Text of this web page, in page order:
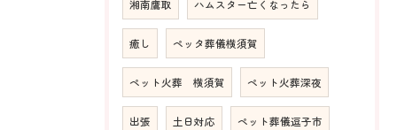
湘南鷹取 ハムスター亡くなったら
癒し ペッタ葬儀横須賀
ペット火葬 横須賀 ペット火葬深夜
出張 土日対応 ペット葬儀逗子市